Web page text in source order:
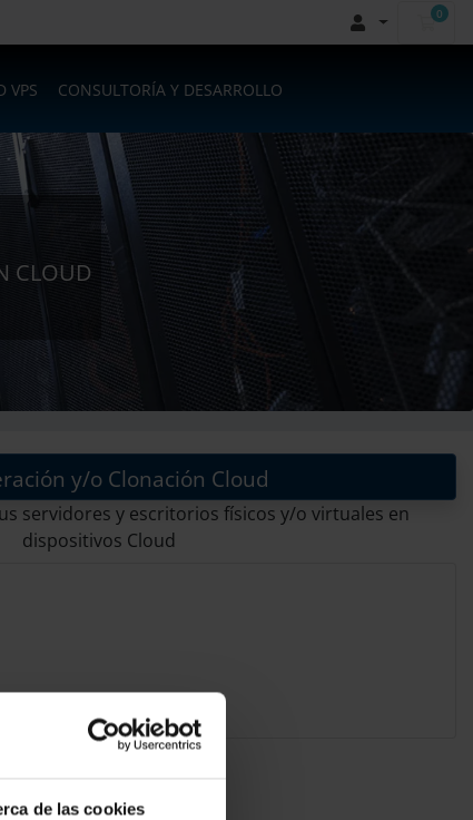
de las cookies
0
VPS CONSULTORÍA Y DESARROLLO
CLOUD
y/o Clonación Cloud
servidores y escritorios físicos y/o virtuales en
dispositivos Cloud